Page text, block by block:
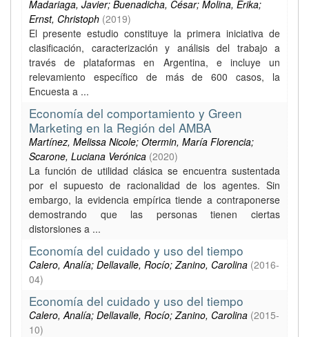
Madariaga, Javier; Buenadicha, César; Molina, Érika;
Ernst, Christoph (2019)
El presente estudio constituye la primera iniciativa de
clasificación, caracterización y análisis del trabajo a
través de plataformas en Argentina, e incluye un
relevamiento específico de más de 600 casos, la
Encuesta a ...
Economía del comportamiento y Green
Marketing en la Región del AMBA
Martínez, Melissa Nicole; Otermin, María Florencia;
Scarone, Luciana Verónica (2020)
La función de utilidad clásica se encuentra sustentada
por el supuesto de racionalidad de los agentes. Sin
embargo, la evidencia empírica tiende a contraponerse
demostrando que las personas tienen ciertas
distorsiones a ...
Economía del cuidado y uso del tiempo
Calero, Analía; Dellavalle, Rocío; Zanino, Carolina (2016-
04)
Economía del cuidado y uso del tiempo
Calero, Analía; Dellavalle, Rocío; Zanino, Carolina (2015-
10)